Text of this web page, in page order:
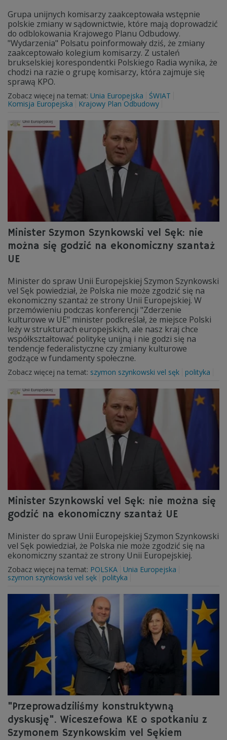
Grupa unijnych komisarzy zaakceptowała wstępnie
polskie zmiany w sądownictwie, które mają doprowadzić
do odblokowania Krajowego Planu Odbudowy.
"Wydarzenia" Polsatu poinformowały dziś, że zmiany
zaakceptowało kolegium komisarzy. Z ustaleń
brukselskiej korespondentki Polskiego Radia wynika, że
chodzi na razie o grupę komisarzy, która zajmuje się
sprawą KPO.
Zobacz więcej na temat: Unia Europejska
ŚWIAT
Komisja Europejska
Krajowy Plan Odbudowy
Minister Szymon Szynkowski vel Sęk: nie
można się godzić na ekonomiczny szantaż
UE
Minister do spraw Unii Europejskiej Szymon Szynkowski
vel Sęk powiedział, że Polska nie może zgodzić się na
ekonomiczny szantaż ze strony Unii Europejskiej. W
przemówieniu podczas konferencji "Zderzenie
kulturowe w UE" minister podkreślał, że miejsce Polski
leży w strukturach europejskich, ale nasz kraj chce
współkształtować politykę unijną i nie godzi się na
tendencje federalistyczne czy zmiany kulturowe
godzące w fundamenty społeczne.
Zobacz więcej na temat: szymon szynkowski vel sęk polityka
Minister Szynkowski vel Sęk: nie można się
godzić na ekonomiczny szantaż UE
Minister do spraw Unii Europejskiej Szymon Szynkowski
vel Sęk powiedział, że Polska nie może zgodzić się na
ekonomiczny szantaż ze strony Unii Europejskiej.
Zobacz więcej na temat: POLSKA
Unia Europejska
szymon szynkowski vel sęk
polityka
"Przeprowadziliśmy konstruktywną
dyskusję". Wiceszefowa KE o spotkaniu z
Szymonem Szynkowskim vel Sękiem